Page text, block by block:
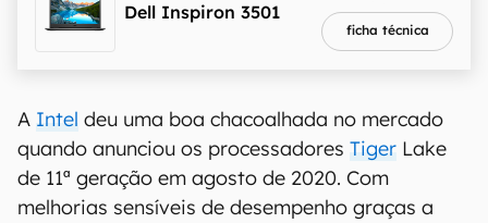
Dell Inspiron 3501
ficha técnica
A Intel deu uma boa chacoalhada no mercado
quando anunciou os processadores Tiger Lake
de 11ª geração em agosto de 2020. Com
melhorias sensíveis de desempenho graças a